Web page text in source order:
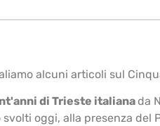
alcuni articoli sul
di Trieste italianada
svolti oggi, alla presenza